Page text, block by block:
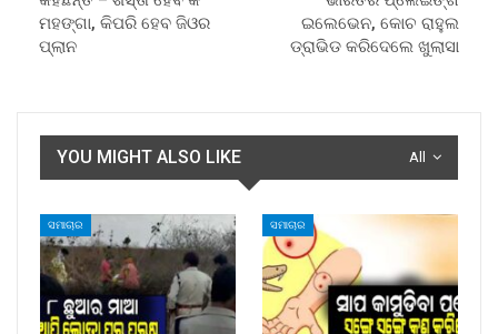
ମହଙ୍ଗା, କିପରି ହେବ ଜିଓର
ପ୍ଲାନ
ଇଲେଭେନ, କୋଚ ରାହୁଲ
ଡ୍ରାଭିଡ କରିଦେଲେ ଖୁଲାସା
All
YOU MIGHT ALSO LIKE
ସମାଚାର ସମାଚାର